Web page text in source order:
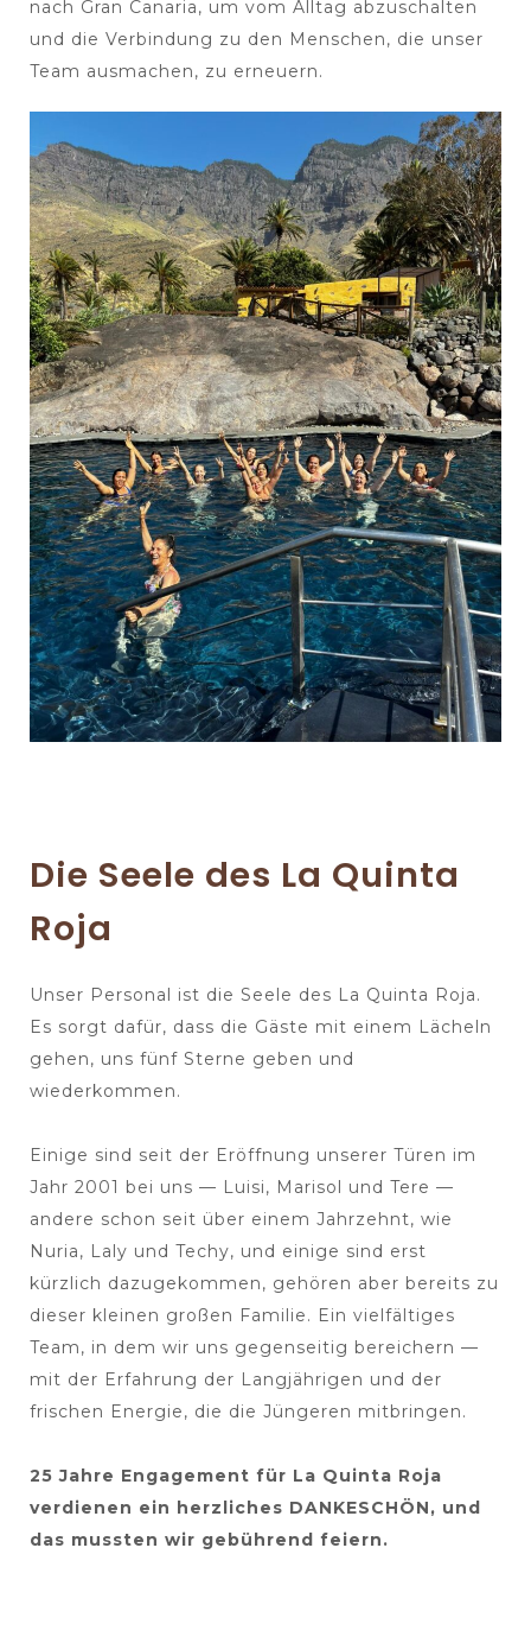
nach Gran Canaria, um vom Alltag abzuschalten
und die Verbindung zu den Menschen, die unser
Team ausmachen, zu erneuern.
Die Seele des La Quinta
Roja
Unser Personal ist die Seele des La Quinta Roja.
Es sorgt dafür, dass die Gäste mit einem Lächeln
gehen, uns fünf Sterne geben und
wiederkommen.
Einige sind seit der Eröffnung unserer Türen im
Jahr 2001 bei uns — Luisi, Marisol und Tere —
andere schon seit über einem Jahrzehnt, wie
Nuria, Laly und Techy, und einige sind erst
kürzlich dazugekommen, gehören aber bereits zu
dieser kleinen großen Familie. Ein vielfältiges
Team, in dem wir uns gegenseitig bereichern —
mit der Erfahrung der Langjährigen und der
frischen Energie, die die Jüngeren mitbringen.
25 Jahre Engagement für La Quinta Roja
verdienen ein herzliches DANKESCHÖN, und
das mussten wir gebührend feiern.